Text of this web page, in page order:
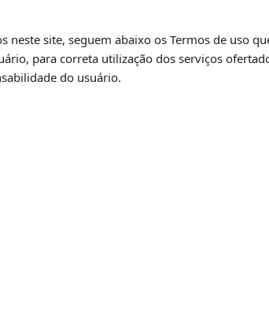
neste site, seguem abaixo os Termos de uso
para correta utilização dos serviços
do usuário.